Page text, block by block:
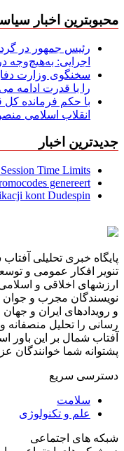
محبوبترین اخبار
رئیس جمهور در
اجرایی: به‌هیچ‌وجه
سخنگوی وزارت
را با قدرت ادامه
با حکم فرمانده کل
انقلاب اسلامی
جدیدترین اخبار
Time Limits
genereert
kont Dudespin
پایگاه خبری تحلیلی
تنویر افکار عمومی و
ارزشهای اخلاقی و
نویسندگان مجرب و جوان
و رویدادهای ایران و
رسانی را تحلیل منصفانه
آفتاب شمال بر این
پشتوانه شما خوانندگان
دسترسی سریع
سلامت
علم و تکنولوژی
شبکه های اجتماعی